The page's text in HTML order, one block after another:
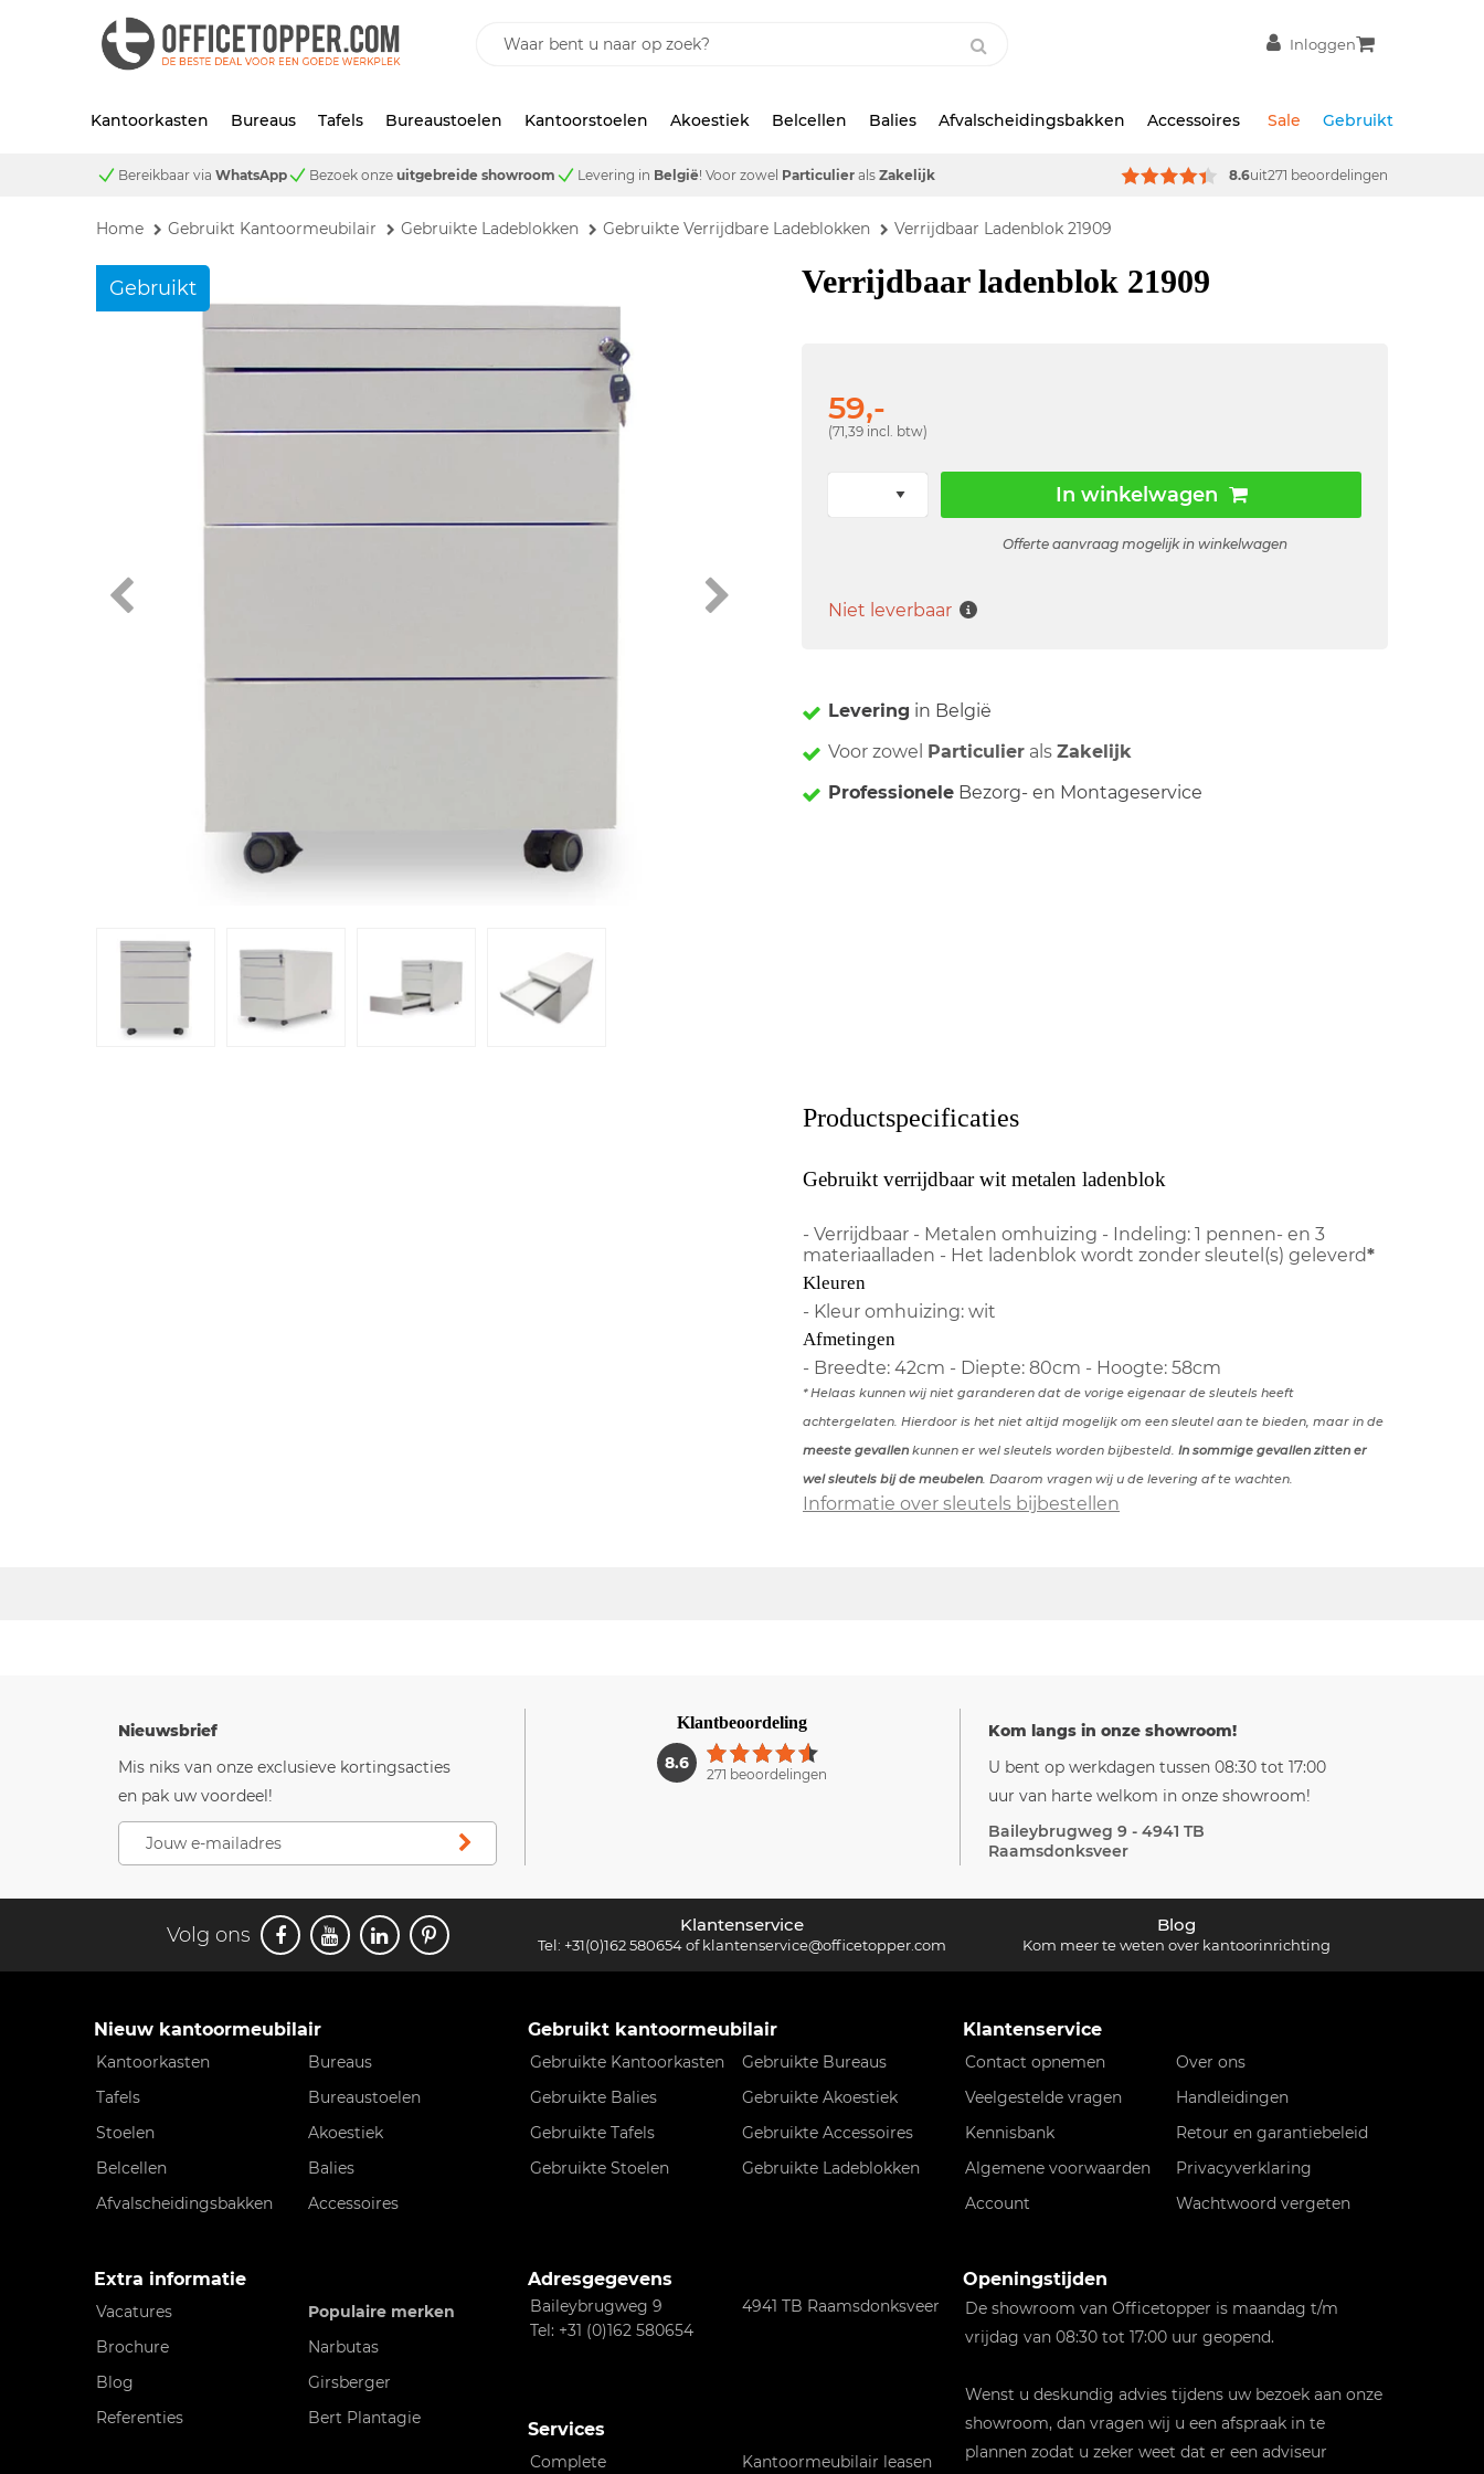
Inloggen
Kantoorkasten Bureaus Tafels Bureaustoelen Kantoorstoelen Akoestiek Belcellen Balies Afvalscheidingsbakken Accessoires Sale Gebruikt
Bereikbaar via WhatsApp Bezoek onze uitgebreide showroom Levering in België! Voor zowel Particulier als Zakelijk 8.6uit271 beoordelingen
Home Gebruikt Kantoormeubilair Gebruikte Ladeblokken Gebruikte Verrijdbare Ladeblokken Verrijdbaar Ladenblok 21909
Gebruikt Verrijdbaar ladenblok 21909
59,-
(71,39 incl. btw)
In winkelwagen
Offerte aanvraag mogelijk in winkelwagen
Niet leverbaar
Levering in België
Voor zowel Particulier alsZakelijk
Professionele Bezorg- en Montageservice
Productspecificaties
Gebruikt verrijdbaar wit metalen ladenblok
- Verrijdbaar - Metalen omhuizing - Indeling: 1 pennen- en 3
materiaalladen - Het ladenblok wordt zonder sleutel(s) geleverd*
Kleuren
- Kleur omhuizing: wit
Afmetingen
- Breedte: 42cm - Diepte: 80cm - Hoogte: 58cm
* Helaas kunnen wij niet garanderen dat de vorige eigenaar de sleutels heeft
achtergelaten. Hierdoor is het niet altijd mogelijk om een sleutel aan te bieden, maar in de
meeste gevallen kunnen er wel sleutels worden bijbesteld. In sommige gevallen zitten er
wel sleutels bij de meubelen. Daarom vragen wij u de levering af te wachten.
Informatie over sleutels bijbestellen
Nieuwsbrief
Mis niks van onze exclusieve kortingsacties
en pak uw voordeel!
Klantbeoordeling
8.6 1
271 beoordelingen
Kom langs in onze showroom!
U bent op werkdagen tussen 08:30 tot 17:00
uur van harte welkom in onze showroom!
Baileybrugweg 9 - 4941 TB
Raamsdonksveer
Volg ons Klantenservice
Tel: +31(0)162 580654ofklantenservice@officetopper.com
Blog
Kom meer te weten over kantoorinrichting
Nieuw kantoormeubilair
Kantoorkasten
Bureaus
Tafels
Bureaustoelen
Stoelen
Akoestiek
Belcellen
Balies
Afvalscheidingsbakken
Accessoires
Extra informatie
Vacatures
Populaire merken
Brochure
Narbutas
Blog
Girsberger
Referenties
Bert Plantagie
Gebruikt kantoormeubilair
Gebruikte Kantoorkasten
Gebruikte Bureaus
Gebruikte Balies
Gebruikte Akoestiek
Gebruikte Tafels
Gebruikte Accessoires
Gebruikte Stoelen
Gebruikte Ladeblokken
Adresgegevens
Baileybrugweg 9
4941 TB Raamsdonksveer
Tel: +31 (0)162 580654
Services
Complete Kantoormeubilair leasen
Klantenservice
Contact opnemen
Over ons
Veelgestelde vragen
Handleidingen
Kennisbank
Retour en garantiebeleid
Algemene voorwaarden
Privacyverklaring
Account
Wachtwoord vergeten
Openingstijden
De showroom van Officetopper is maandag t/m
vrijdag van 08:30 tot 17:00 uur geopend.
Wenst u deskundig advies tijdens uw bezoek aan onze
showroom, dan vragen wij u een afspraak in te
plannen zodat u zeker weet dat er een adviseur